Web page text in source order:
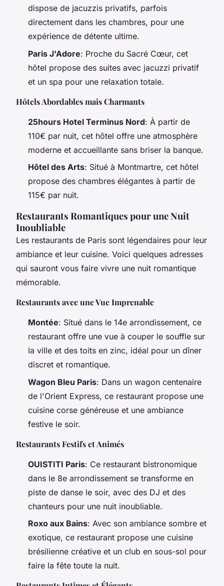
dispose de jacuzzis privatifs, parfois
directement dans les chambres, pour une
expérience de détente ultime.
Paris J'Adore: Proche du Sacré Cœur, cet
hôtel propose des suites avec jacuzzi privatif
et un spa pour une relaxation totale.
Hôtels Abordables mais Charmants
25hours Hotel Terminus Nord: À partir de
110€ par nuit, cet hôtel offre une atmosphère
moderne et accueillante sans briser la banque.
Hôtel des Arts: Situé à Montmartre, cet hôtel
propose des chambres élégantes à partir de
115€ par nuit.
Restaurants Romantiques pour une Nuit
Inoubliable
Les restaurants de Paris sont légendaires pour leur
ambiance et leur cuisine. Voici quelques adresses
qui sauront vous faire vivre une nuit romantique
mémorable.
Restaurants avec une Vue Imprenable
Montée: Situé dans le 14e arrondissement, ce
restaurant offre une vue à couper le souffle sur
la ville et des toits en zinc, idéal pour un dîner
discret et romantique.
Wagon Bleu Paris: Dans un wagon centenaire
de l'Orient Express, ce restaurant propose une
cuisine corse généreuse et une ambiance
festive le soir.
Restaurants Festifs et Animés
OUISTITI Paris: Ce restaurant bistronomique
dans le 8e arrondissement se transforme en
piste de danse le soir, avec des DJ et des
chanteurs pour une nuit inoubliable.
Roxo aux Bains: Avec son ambiance sombre et
exotique, ce restaurant propose une cuisine
brésilienne créative et un club en sous-sol pour
faire la fête toute la nuit.